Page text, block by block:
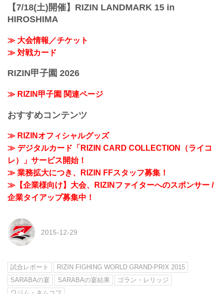
【7/18(土)開催】RIZIN LANDMARK 15 in
HIROSHIMA
≫ 大会情報／チケット
≫ 対戦カード
RIZIN甲子園 2026
≫ RIZIN甲子園 関連ページ
おすすめコンテンツ
≫ RIZINオフィシャルグッズ
≫ デジタルカード「RIZIN CARD COLLECTION（ライコ
レ）」サービス開始！
≫ 業務拡大につき、RIZIN FFスタッフ募集！
≫【企業様向け】大会、RIZINファイターへのスポンサー /
企業タイアップ募集中！
2015-12-29
試合レポート
RIZIN FIGHING WORLD GRAND-PRIX 2015
SARABAの宴
SARABAの宴結果
ゴラン・レリッジ